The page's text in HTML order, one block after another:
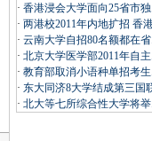
· 香港浸会大学面向25省市独
· 两港校2011年内地扩招 香
· 云南大学自招80名额都在省
· 北京大学医学部2011年自主
· 教育部取消小语种单招考生
· 东大同济8大学结成第三国
· 北大等七所综合性大学将举